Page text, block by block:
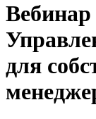
для